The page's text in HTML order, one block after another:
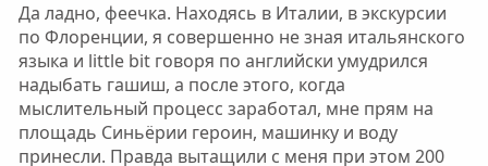
Да ладно, феечка. Находясь в Италии, в экскурсии
по Флоренции, я совершенно не зная итальянского
языка и little bit говоря по английски умудрился
надыбать гашиш, а после этого, когда
мыслительный процесс заработал, мне прям на
площадь Синьёрии героин, машинку и воду
принесли. Правда вытащили с меня при этом 200